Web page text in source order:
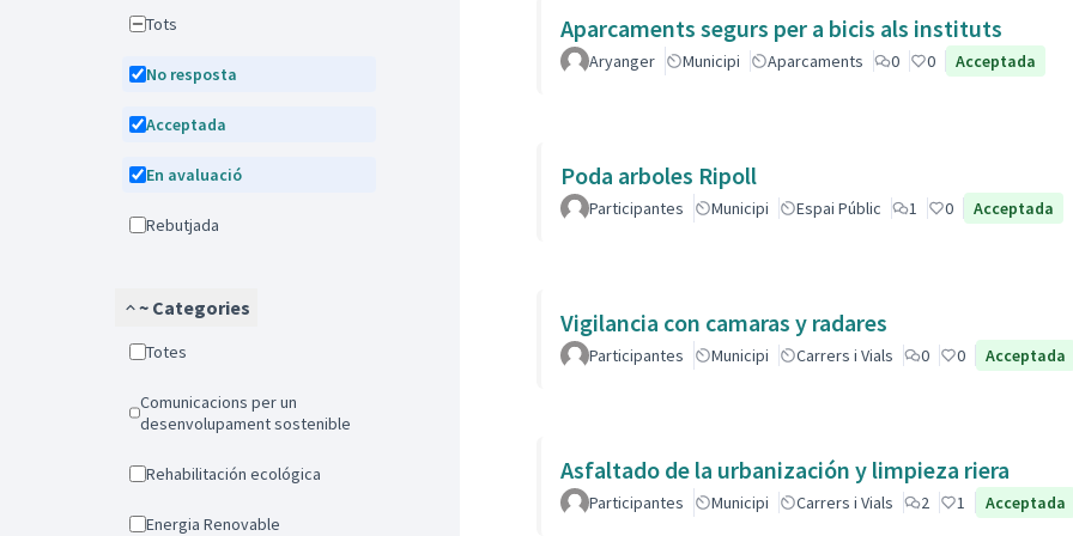
Tots
No resposta
Acceptada
En avaluació
Rebutjada
~ Categories
Totes
Comunicacions per un
desenvolupament sostenible
Rehabilitación ecológica
Energia Renovable
Aparcaments segurs per a bicis als instituts
Aryanger Municipi Aparcaments 0 0 Acceptada
Poda arboles Ripoll
Participantes Municipi Espai Públic 1 0 Acceptada
Vigilancia con camaras y radares
Participantes Municipi Carrers i Vials 0 0 Acceptada
Asfaltado de la urbanización y limpieza riera
Participantes Municipi Carrers i Vials 2 1 Acceptada